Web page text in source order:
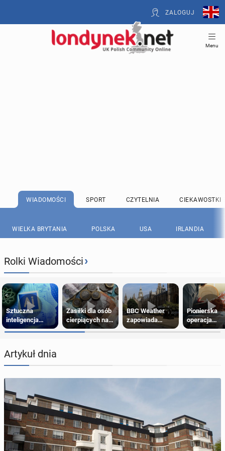
ZALOGUJ
Menu
WIADOMOŚCI SPORT CZYTELNIA CIEKAWOSTKI
WIELKA BRYTANIA POLSKA USA IRLANDIA
Rolki Wiadomości›
Sztuczna
inteligencja
próbowała
Zasiłki dla osób
cierpiących na
schorzenia
BBC Weather
zapowiada
szóstą falę
Pionierska
operacja
usunięcia
Artykuł dnia